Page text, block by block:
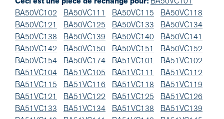
BA50VC102
BA50VC111 BA50VC115
BA50VC118
BA50VC121
BA50VC125 BA50VC133
BA50VC134
BA50VC138
BA50VC139 BA50VC140
BA50VC141
BA50VC142
BA50VC150 BA50VC151
BA50VC152
BA50VC154
BA50VC174 BA51VC101
BA51VC102
BA51VC104
BA51VC105 BA51VC111
BA51VC112
BA51VC115
BA51VC116 BA51VC118
BA51VC119
BA51VC121
BA51VC122 BA51VC125
BA51VC126
BA51VC133
BA51VC134 BA51VC138
BA51VC139